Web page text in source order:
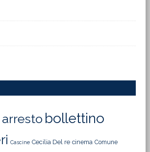
arresto bollettino
Cascine Cecilia Del re cinema Comune